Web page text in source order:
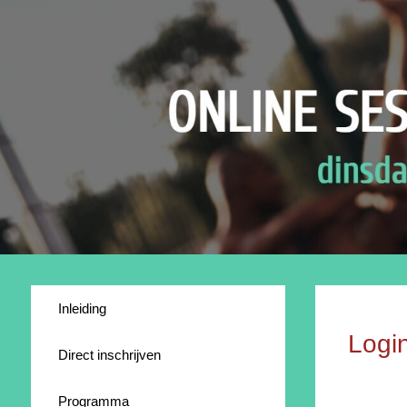
Inleiding
Direct inschrijven
Programma